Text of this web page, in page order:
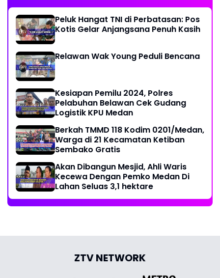
Peluk Hangat TNI di Perbatasan: Pos
Kotis Gelar Anjangsana Penuh Kasih
Relawan Wak Young Peduli Bencana
Kesiapan Pemilu 2024, Polres
Pelabuhan Belawan Cek Gudang
Logistik KPU Medan
Berkah TMMD 118 Kodim 0201/Medan,
Warga di 21 Kecamatan Ketiban
Sembako Gratis
Akan Dibangun Mesjid, Ahli Waris
Kecewa Dengan Pemko Medan Di
Lahan Seluas 3,1 hektare
ZTV NETWORK